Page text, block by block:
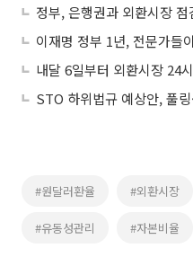
정부, 은행권과 외환시장
이재명 정부 1년, 전문가들
#원달러환율 #외환시장
#유동성관리 #자본비율